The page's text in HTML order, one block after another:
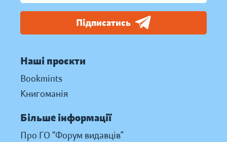
Підписатись
Наші проєкти
Bookmints
Книгоманія
Більше інформації
Про ГО “Форум видавців”